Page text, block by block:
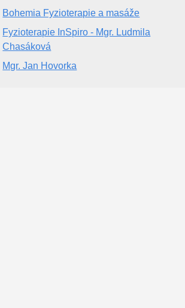
Bohemia Fyzioterapie a masáže
Fyzioterapie InSpiro - Mgr. Ludmila
Chasáková
Mgr. Jan Hovorka